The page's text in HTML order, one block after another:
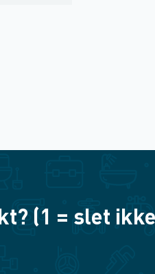
(1 = slet